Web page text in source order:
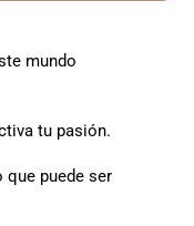
mundo
tu pasión.
que puede ser